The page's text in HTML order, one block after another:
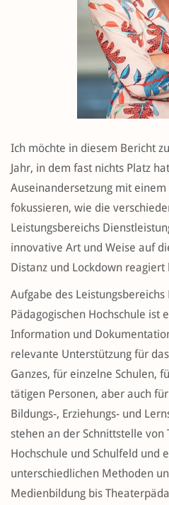
Ich möchte in diesem Bericht
Jahr, in dem fast nichts Platz
Auseinandersetzung mit
fokussieren, wie die
Leistungsbereichs
innovative Art und Weise auf
Distanz und Lockdown reagiert
Aufgabe des
Pädagogischen Hochschule ist
Information und
relevante Unterstützung für
Ganzes, für einzelne Schulen,
tätigen Personen, aber auch
Bildungs-, Erziehungs- und
stehen an der Schnittstelle von
Hochschule und Schulfeld und
unterschiedlichen Methoden
Medienbildung bis